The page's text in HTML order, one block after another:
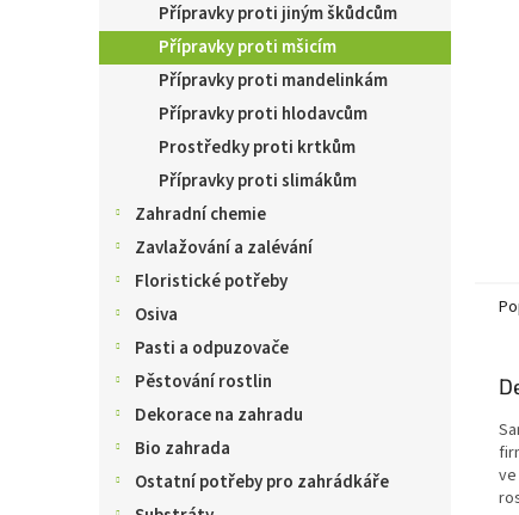
l
Přípravky proti jiným škůdcům
Přípravky proti mšicím
Přípravky proti mandelinkám
Přípravky proti hlodavcům
Prostředky proti krtkům
Přípravky proti slimákům
Zahradní chemie
Zavlažování a zalévání
Floristické potřeby
Osiva
Pasti a odpuzovače
Pěstování rostlin
Dekorace na zahradu
Bio zahrada
Ostatní potřeby pro zahrádkáře